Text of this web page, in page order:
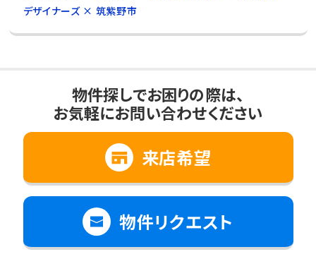
デザイナーズ × 筑紫野市
物件探しでお困りの際は、
お気軽にお問い合わせください
来店希望
物件リクエスト